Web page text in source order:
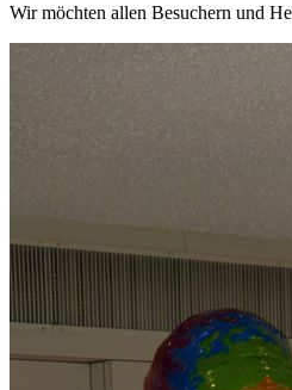
Wir möchten allen Besuchern und